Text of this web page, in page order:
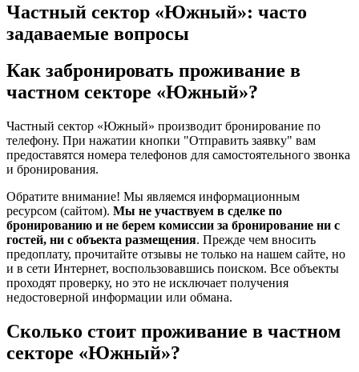
Частный сектор «Южный»: часто
задаваемые вопросы
Как забронировать проживание в
частном секторе «Южный»?
Частный сектор «Южный» производит бронирование по
телефону. При нажатии кнопки "Отправить заявку" вам
предоставятся номера телефонов для самостоятельного звонка
и бронирования.
Обратите внимание! Мы являемся информационным
ресурсом (сайтом). Мы не участвуем в сделке по
бронированию и не берем комиссии за бронирование ни с
гостей, ни с объекта размещения. Прежде чем вносить
предоплату, прочитайте отзывы не только на нашем сайте, но
и в сети Интернет, воспользовавшись поиском. Все объекты
проходят проверку, но это не исключает получения
недостоверной информации или обмана.
Сколько стоит проживание в частном
секторе «Южный»?